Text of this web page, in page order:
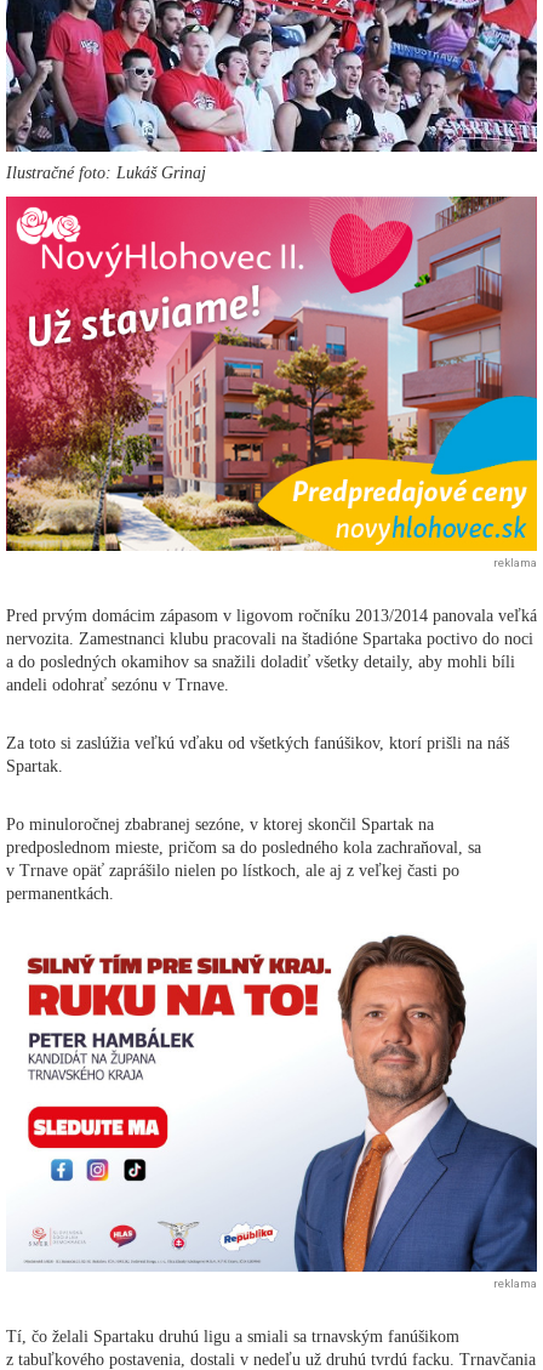
Ilustračné foto: Lukáš Grinaj
reklama
Pred prvým domácim zápasom v ligovom ročníku 2013/2014 panovala veľká
nervozita. Zamestnanci klubu pracovali na štadióne Spartaka poctivo do noci
a do posledných okamihov sa snažili doladiť všetky detaily, aby mohli bíli
andeli odohrať sezónu v Trnave.
Za toto si zaslúžia veľkú vďaku od všetkých fanúšikov, ktorí prišli na náš
Spartak.
Po minuloročnej zbabranej sezóne, v ktorej skončil Spartak na
predposlednom mieste, pričom sa do posledného kola zachraňoval, sa
v Trnave opäť zaprášilo nielen po lístkoch, ale aj z veľkej časti po
permanentkách.
reklama
Tí, čo želali Spartaku druhú ligu a smiali sa trnavským fanúšikom
z tabuľkového postavenia, dostali v nedeľu už druhú tvrdú facku. Trnavčania